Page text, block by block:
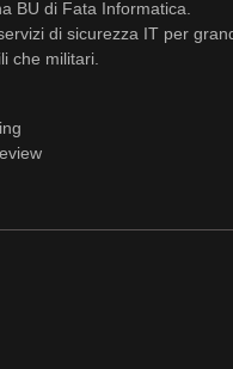
BU di Fata Informatica.
di sicurezza IT per
che militari.